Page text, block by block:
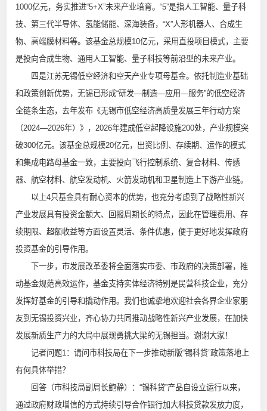
1000亿元，务实推进“5+X”未来产业培育。“5”是指人工智能、量子科
技、第三代半导体、氢能储能、深海装备，“X”人形机器人、合成生
物、高端膜材料等。该基金总规模10亿元，采用直投项目模式，主要
是投向合成生物、通用人工智能、量子科技等前沿型的未来产业。
四是江苏无锡低空经济和空天产业专项母基金。依托制造业基础
和政策创新优势，无锡已形成“研发—制造—应用—服务”的低空经济
全链条生态，去年发布《无锡市低空经济高质量发展三年行动方案
（2024—2026年）》，2026年建成低空起降设施200处，产业规模突
破300亿元。该基金总规模20亿元，出资比例、存续期、运作的模式
和集成电路母基金一致，主要投向飞行控制系统、复合材料、传感
器、航空材料、航空发动机、火箭发动机和卫星制造上下游产业链。
以上4只基金具有耐心资本的优势，也充分考虑到了战略性新兴
产业发展具有投资金额大、回报周期长的特点，因此在管理费用、存
续期限、超额收益等方面设置灵活、条件优惠，便于更好地发挥政府
投资基金的引导作用。
下一步，市发展改革委将全面落实市委、市政府的决策部署，推
动基金规范高效运作，基金支持实体经济特别是民营科技企业，充分
发挥好基金的引导和撬动作用。我们也诚挚地欢迎社会各界企业家朋
友到无锡投资兴业，齐心协力共同推动战略性新兴产业发展，在加快
发展新质生产力的大局中展现勇挑大梁的无锡担当。谢谢大家！
记者问题1：请问市科技局在下一步推动新版“锡科贷”政策落地上
有何具体举措？
回答（市科技局副局长鲍静）：“锡科贷”产品自设立运行以来，
通过政府财政增信的方式持续引导合作银行加大科技贷款发放力度，